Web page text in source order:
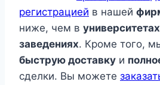
регистрацией в нашей
ниже, чем в университетах
заведениях. Кроме того,
быструю доставку и
сделки. Вы можете